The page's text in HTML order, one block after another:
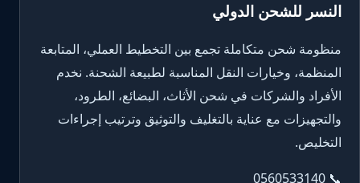
النسر للشحن الدولي
منظومة شحن متكاملة تجمع بين التخطيط العملي، المتابعة
المنظمة، وخيارات النقل المناسبة لطبيعة الشحنة. نخدم
الأفراد والشركات في شحن الأثاث، البضائع، الطرود،
والتجهيزات مع عناية بالتغليف والتوثيق وترتيب إجراءات
التخليص.
📞
0560533140